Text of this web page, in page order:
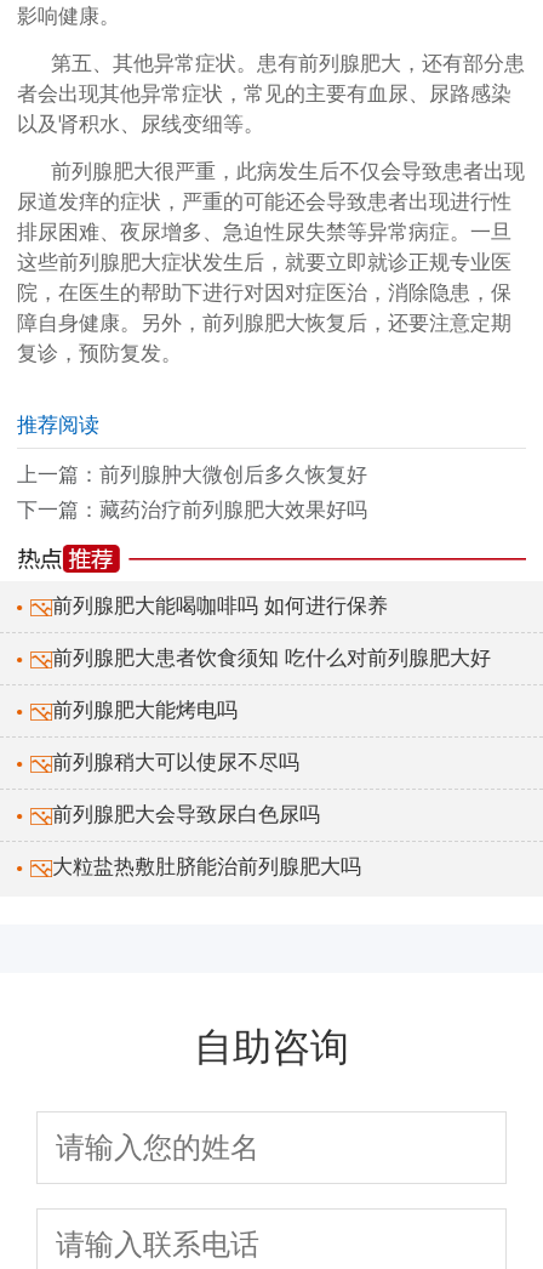
影响健康。
第五、其他异常症状。患有前列腺肥大，还有部分患
者会出现其他异常症状，常见的主要有血尿、尿路感染
以及肾积水、尿线变细等。
前列腺肥大很严重，此病发生后不仅会导致患者出现
尿道发痒的症状，严重的可能还会导致患者出现进行性
排尿困难、夜尿增多、急迫性尿失禁等异常病症。一旦
这些前列腺肥大症状发生后，就要立即就诊正规专业医
院，在医生的帮助下进行对因对症医治，消除隐患，保
障自身健康。另外，前列腺肥大恢复后，还要注意定期
复诊，预防复发。
推荐阅读
上一篇： 前列腺肿大微创后多久恢复好
下一篇： 藏药治疗前列腺肥大效果好吗
前列腺肥大能喝咖啡吗 如何进行保养
前列腺肥大患者饮食须知 吃什么对前列腺肥大好
前列腺肥大能烤电吗
前列腺稍大可以使尿不尽吗
前列腺肥大会导致尿白色尿吗
大粒盐热敷肚脐能治前列腺肥大吗
自助咨询